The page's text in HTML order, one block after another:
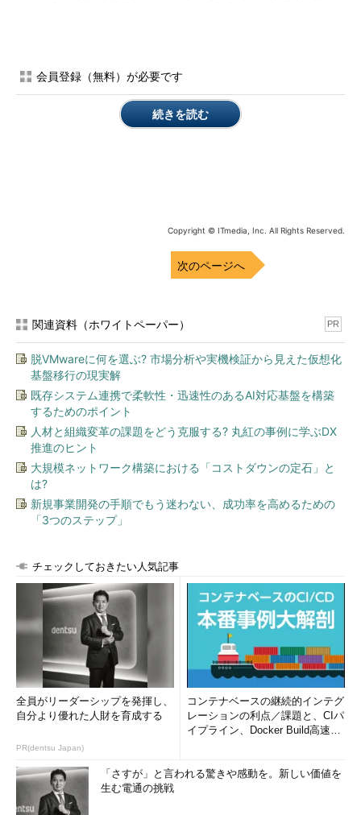
Playerのバージョン、およびプラットフォーム／Webブラウザで
利用可能なFlash Playerの最新バージョンは、以下のアドビ シス
テムズ（以下、アドビ）のWebサイトで確認できます。
セキュリティ情報」の脆弱性識別番号「APSB16-04」への対応
11、Windows 8.1のIE 11、Windows 10のIE 11およびMicrosoft
に対して、同時に最新バージョンが提供されました。
Adobeセキュリティ情報｜リリース日：2016年2月9日
（米国時間）、脆弱性識別番号：APSB16-04
ステムズ）
前回のFlash Playerに対するセキュリティ更新は、2015年末に
公開された脆弱性識別番号「APSB16-01」でした。このときも、
各プラットフォームに対して、同時にバージョン「20.0.0.267」
が提供されました。
Adobeセキュリティ情報｜リリース日：2015年12月28日
（米国時間）、脆弱性識別番号：APSB16-01（アドビ シ
ステムズ）
しかし、Flash Player バージョン「20.0.0.267」にはいくつか
不具合があり、1月中に修正版が提供されています。IEに影響す
る不具合については、1月2日にWindows 7以前のIE 8～11向けに
修正バージョン「20.0.0.270」が提供されました。
この修正はWindows 8のIE 10、Windows 8.1のIE 11、Windows
10のIE 11およびMicrosoft Edgeに対して、1月の定例のWindows
れ、これらのプラットフォームのFlash Playerはバージョン
「20.0.0.272」になりました。
会員登録（無料）が必要です
続きを読む
Copyright © ITmedia, Inc. All Rights Reserved.
次のページへ
関連資料（ホワイトペーパー） PR
脱VMwareに何を選ぶ? 市場分析や実機検証から見えた仮想化
基盤移行の現実解
既存システム連携で柔軟性・迅速性のあるAI対応基盤を構築
するためのポイント
人材と組織変革の課題をどう克服する? 丸紅の事例に学ぶDX
推進のヒント
大規模ネットワーク構築における「コストダウンの定石」と
は?
新規事業開発の手順でもう迷わない、成功率を高めるための
「3つのステップ」
チェックしておきたい人気記事
全員がリーダーシップを発揮し、
自分より優れた人財を育成する
PR(dentsu Japan)
コンテナベースの継続的インテグ
レーションの利点／課題と、CIパ
イプライン、Docker Build高速化
「さすが」と言われる驚きや感動を。新しい価値を
生む電通の挑戦